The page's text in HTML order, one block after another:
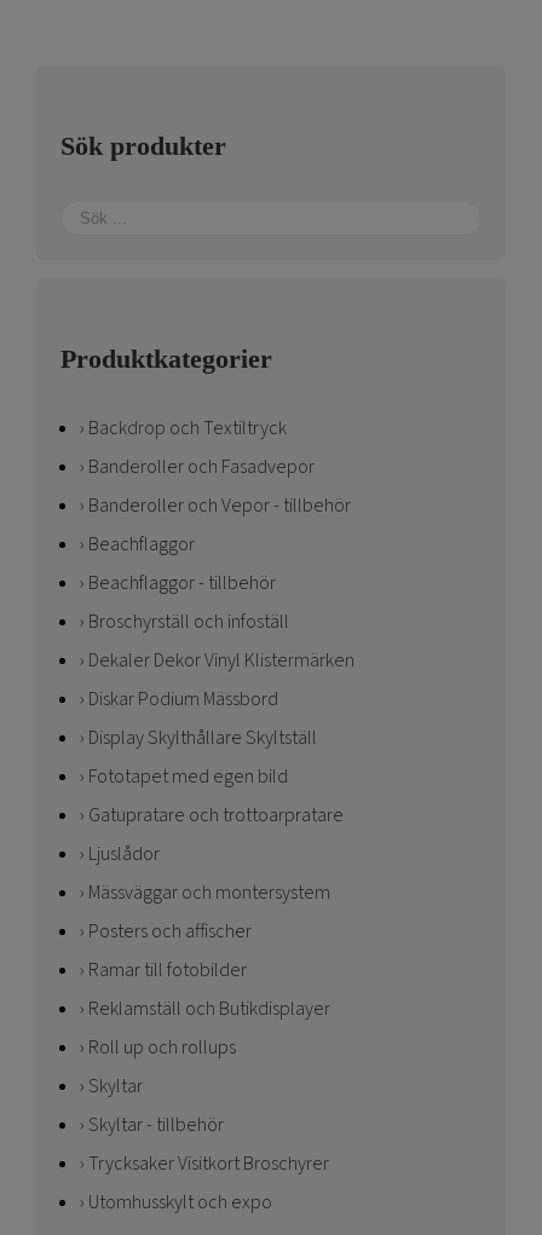
Sök produkter
Produktkategorier
Backdrop och Textiltryck
Banderoller och Fasadvepor
Banderoller och Vepor - tillbehör
Beachflaggor
Beachflaggor - tillbehör
Broschyrställ och infoställ
Dekaler Dekor Vinyl Klistermärken
Diskar Podium Mässbord
Display Skylthållare Skyltställ
Fototapet med egen bild
Gatupratare och trottoarpratare
Ljuslådor
Mässväggar och montersystem
Posters och affischer
Ramar till fotobilder
Reklamställ och Butikdisplayer
Roll up och rollups
Skyltar
Skyltar - tillbehör
Trycksaker Visitkort Broschyrer
Utomhusskylt och expo